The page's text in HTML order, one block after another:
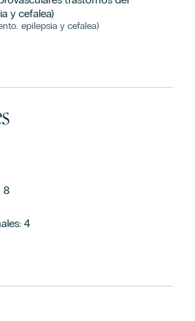
y cefalea)
epilepsia y cefalea)
8
4